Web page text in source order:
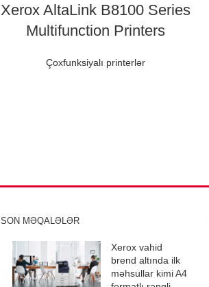
Xerox AltaLink B8100 Series
Multifunction Printers
Çoxfunksiyalı printerlər
SON MƏQALƏLƏR
Xerox vahid
brend altında ilk
məhsullar kimi A4